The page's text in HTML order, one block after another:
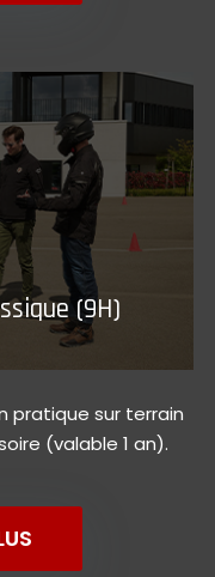
(9H)
pratique sur terrain
(valable 1 an).